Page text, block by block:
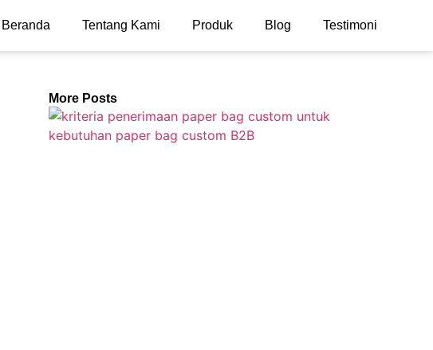
Beranda Tentang Kami Produk Blog Testimoni
More Posts